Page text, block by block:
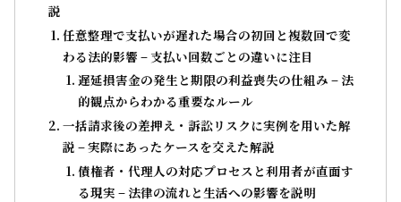
説
任意整理で支払いが遅れた場合の初回と複数回で変
わる法的影響 – 支払い回数ごとの違いに注目
遅延損害金の発生と期限の利益喪失の仕組み – 法
的観点からわかる重要なルール
一括請求後の差押え・訴訟リスクに実例を用いた解
説 – 実際にあったケースを交えた解説
債権者・代理人の対応プロセスと利用者が直面す
る現実 – 法律の流れと生活への影響を説明